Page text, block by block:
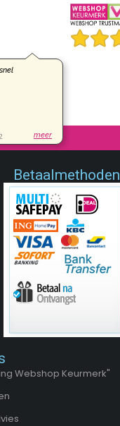
Betaalmethoden
Webshop Keurmerk"